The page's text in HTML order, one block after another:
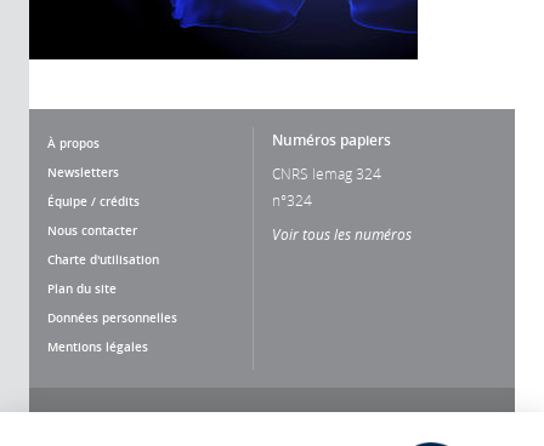
À propos
Newsletters
Équipe / crédits
Nous contacter
Charte d'utilisation
Plan du site
Données personnelles
Mentions légales
Numéros papiers
CNRS lemag 324
n°324
Voir tous les numéros